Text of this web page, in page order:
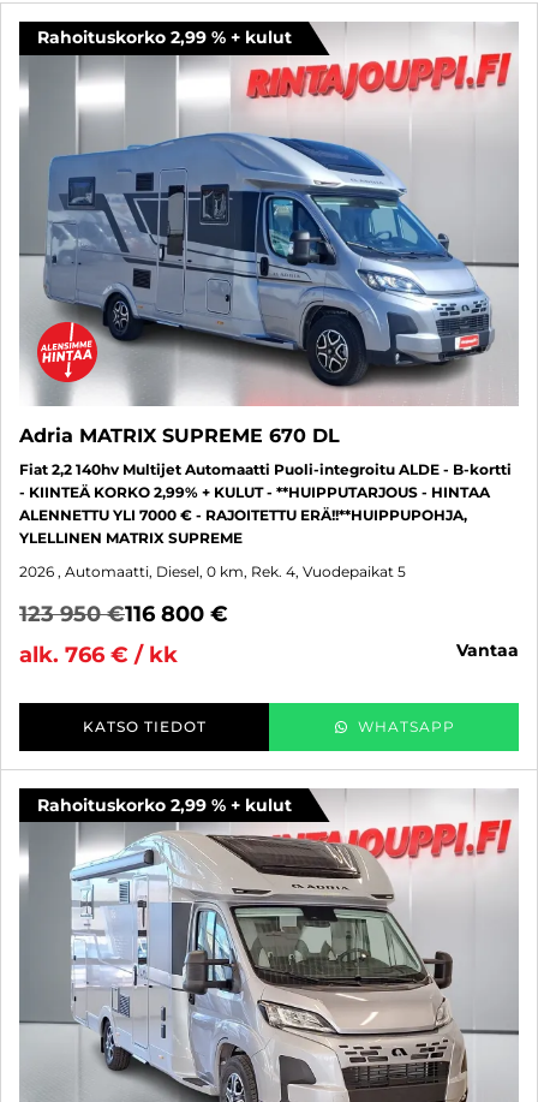
Rahoituskorko 2,99 % + kulut
Adria MATRIX SUPREME 670 DL
Fiat 2,2 140hv Multijet Automaatti Puoli-integroitu ALDE - B-kortti
- KIINTEÄ KORKO 2,99% + KULUT - **HUIPPUTARJOUS - HINTAA
ALENNETTU YLI 7000 € - RAJOITETTU ERÄ!!**HUIPPUPOHJA,
YLELLINEN MATRIX SUPREME
2026 , Automaatti, Diesel, 0 km, Rek. 4, Vuodepaikat 5
123 950 €116 800 €
alk. 766 € / kk
vantaa
KATSO TIEDOT WHATSAPP
Rahoituskorko 2,99 % + kulut